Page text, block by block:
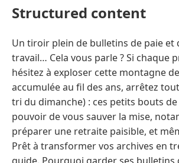
Structured content
Un tiroir plein de bulletins de paie et
travail… Cela vous parle ? Si chaque
hésitez à exploser cette montagne
accumulée au fil des ans, arrêtez
tri du dimanche) : ces petits bouts
pouvoir de vous sauver la mise,
préparer une retraite paisible, et
Prêt à transformer vos archives en
guide. Pourquoi garder ses bulletins